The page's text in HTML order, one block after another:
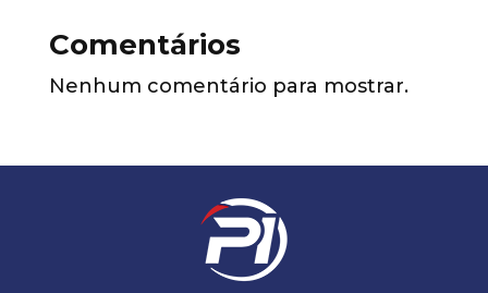
Comentários
Nenhum comentário para mostrar.